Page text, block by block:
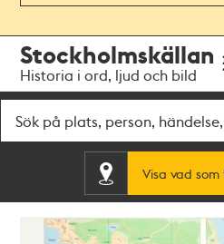
navigationen
huvudinnehållet
Stockholmskällan
Historia i ord, ljud och bild
Visa vad